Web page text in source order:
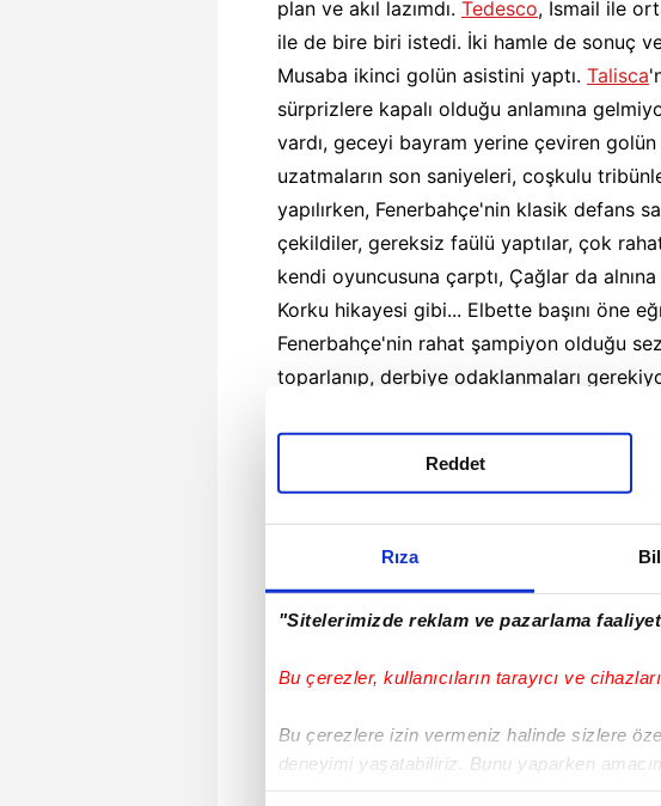
Rıza
"Sitelerimizde reklam ve pazarlama
Bu çerezler, kullanıcıların tarayıcı ve
Bu çerezlere izin vermeniz halinde sizlere
deneyimi yaşatabiliriz. Bunu yaparken
Reddet
plan ve akıl lazımdı. Tedesco, İsmail ile
ile de bire biri istedi. İki hamle de sonuç
Musaba ikinci golün asistini yaptı. Talisca
sürprizlere kapalı olduğu anlamına
vardı, geceyi bayram yerine çeviren golün
uzatmaların son saniyeleri, coşkulu
yapılırken, Fenerbahçe'nin klasik defans
çekildiler, gereksiz faülü yaptılar, çok
kendi oyuncusuna çarptı, Çağlar da
Korku hikayesi gibi... Elbette başını öne
Fenerbahçe'nin rahat şampiyon olduğu
toparlanıp, derbiye odaklanmaları
medet ummadan, hak etmek zorunda.
Yayınlanan köşe yazısı/haberin tüm
Ayrıntılar için lütfentıklayın